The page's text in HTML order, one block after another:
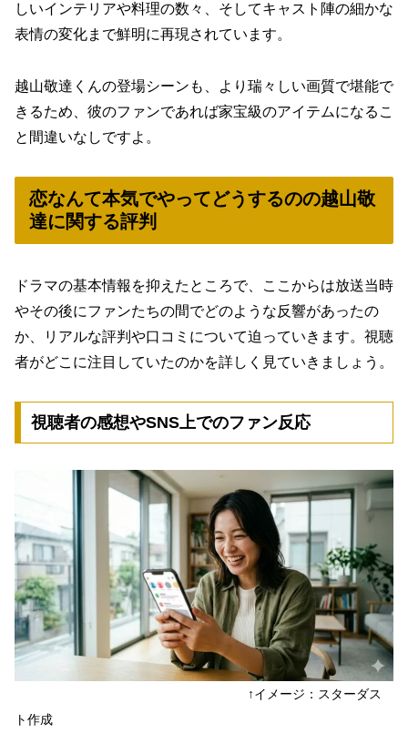
しいインテリアや料理の数々、そしてキャスト陣の細かな
表情の変化まで鮮明に再現されています。
越山敬達くんの登場シーンも、より瑞々しい画質で堪能で
きるため、彼のファンであれば家宝級のアイテムになるこ
と間違いなしですよ。
恋なんて本気でやってどうするのの越山敬
達に関する評判
ドラマの基本情報を抑えたところで、ここからは放送当時
やその後にファンたちの間でどのような反響があったの
か、リアルな評判や口コミについて迫っていきます。視聴
者がどこに注目していたのかを詳しく見ていきましょう。
視聴者の感想やSNS上でのファン反応
↑イメージ：スターダス
ト作成